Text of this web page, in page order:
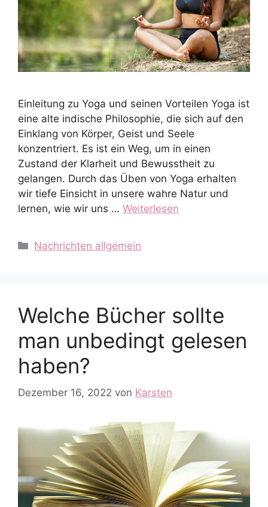
Einleitung zu Yoga und seinen Vorteilen Yoga ist
eine alte indische Philosophie, die sich auf den
Einklang von Körper, Geist und Seele
konzentriert. Es ist ein Weg, um in einen
Zustand der Klarheit und Bewusstheit zu
gelangen. Durch das Üben von Yoga erhalten
wir tiefe Einsicht in unsere wahre Natur und
lernen, wie wir uns … Weiterlesen
Kategorien
Nachrichten allgemein
Welche Bücher sollte
man unbedingt gelesen
haben?
Dezember 16, 2022 von Karsten